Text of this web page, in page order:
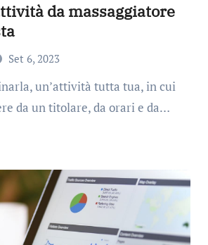
da massaggiatore
Set 6, 2023
da un titolare, da orari e da…